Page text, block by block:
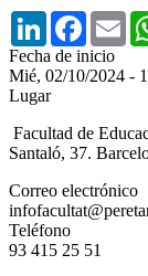
LinkedIn
Fecha de inicio
Mié, 02/10/2024 -
Lugar
Facultad de
Santaló, 37.
Correo electrónico
Teléfono
93 415 25 51